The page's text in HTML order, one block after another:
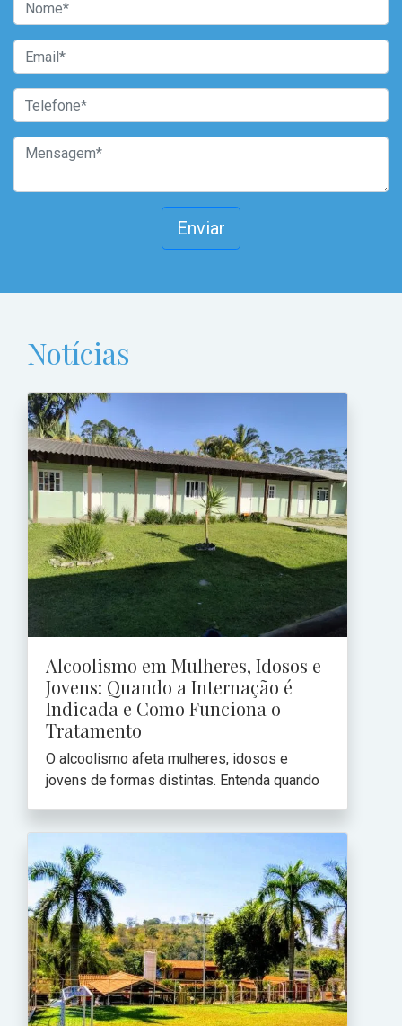
Enviar
Notícias
Alcoolismo em Mulheres, Idosos e
Jovens: Quando a Internação é
Indicada e Como Funciona o
Tratamento
O alcoolismo afeta mulheres, idosos e
jovens de formas distintas. Entenda quando